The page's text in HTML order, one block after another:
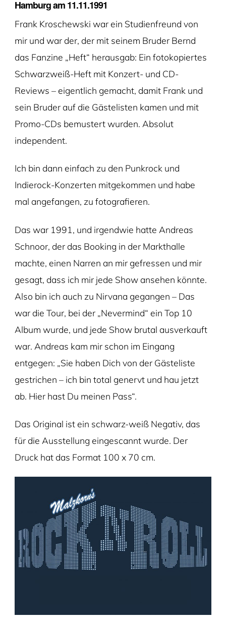
Hamburg am 11.11.1991
Frank Kroschewski war ein Studienfreund von
mir und war der, der mit seinem Bruder Bernd
das Fanzine „Heft“ herausgab: Ein fotokopiertes
Schwarzweiß-Heft mit Konzert- und CD-
Reviews – eigentlich gemacht, damit Frank und
sein Bruder auf die Gästelisten kamen und mit
Promo-CDs bemustert wurden. Absolut
independent.
Ich bin dann einfach zu den Punkrock und
Indierock-Konzerten mitgekommen und habe
mal angefangen, zu fotografieren.
Das war 1991, und irgendwie hatte Andreas
Schnoor, der das Booking in der Markthalle
machte, einen Narren an mir gefressen und mir
gesagt, dass ich mir jede Show ansehen könnte.
Also bin ich auch zu Nirvana gegangen – Das
war die Tour, bei der „Nevermind“ ein Top 10
Album wurde, und jede Show brutal ausverkauft
war. Andreas kam mir schon im Eingang
entgegen: „Sie haben Dich von der Gästeliste
gestrichen – ich bin total genervt und hau jetzt
ab. Hier hast Du meinen Pass“.
Das Original ist ein schwarz-weiß Negativ, das
für die Ausstellung eingescannt wurde. Der
Druck hat das Format 100 x 70 cm.